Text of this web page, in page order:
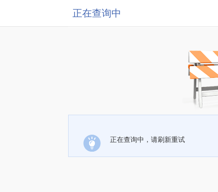
正在查询中
正在查询中，请刷新重试